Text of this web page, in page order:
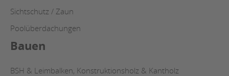
Sichtschutz / Zaun
Poolüberdachungen
Bauen
BSH & Leimbalken, Konstruktionsholz & Kantholz